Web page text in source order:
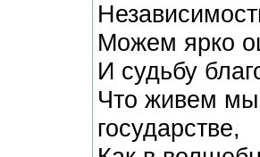
Можем ярко
И судьбу
Что живем
государстве,